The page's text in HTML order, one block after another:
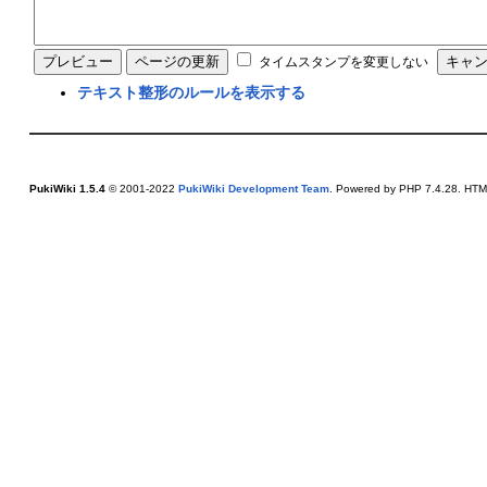
タイムスタンプを変更しない
テキスト整形のルールを表示する
PukiWiki 1.5.4© 2001-2022 PukiWiki Development Team. Powered by PHP 7.4.28.